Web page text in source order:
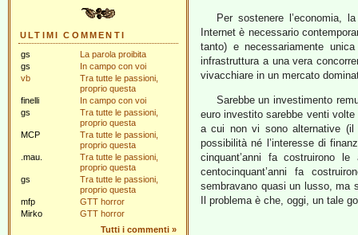
ULTIMI COMMENTI
gs
La parola proibita
gs
In campo con voi
vb
Tra tutte le passioni,
proprio questa
finelli
In campo con voi
gs
Tra tutte le passioni,
proprio questa
MCP
Tra tutte le passioni,
proprio questa
.mau.
Tra tutte le passioni,
proprio questa
gs
Tra tutte le passioni,
proprio questa
mfp
GTT horror
Mirko
GTT horror
Tutti i commenti »
Per sostenere l’economia,
Internet è necessario
tanto) e necessariamente
infrastruttura a una vera
vivacchiare in un mercato
Sarebbe un investimento
euro investito sarebbe venti
a cui non vi sono alternative (il
possibilità né l’interesse di
cinquant’anni fa costruirono
centocinquant’anni fa
sembravano quasi un lusso, ma
Il problema è che, oggi, un tale